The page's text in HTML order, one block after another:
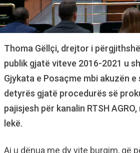
Thoma Gëllçi, drejtor i
publik gjatë viteve 2016-2021 u
Gjykata e Posaçme mbi akuzën
detyrës gjatë procedurës së
pajisjesh për kanalin RTSH
lekë.
Ai u dënua me dy vite burgim, që